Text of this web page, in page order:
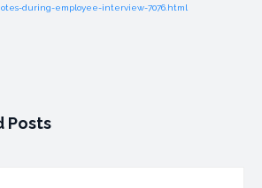
during-employee-interview-7076.html
Posts